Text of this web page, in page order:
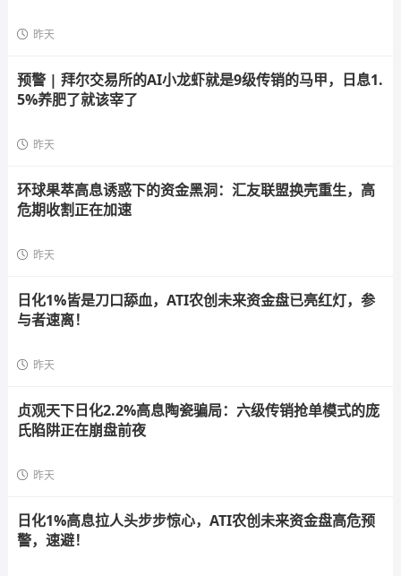
昨天
预警 | 拜尔交易所的AI小龙虾就是9级传销的马甲，日息1.
5%养肥了就该宰了
昨天
环球果萃高息诱惑下的资金黑洞：汇友联盟换壳重生，高
危期收割正在加速
昨天
日化1%皆是刀口舔血，ATI农创未来资金盘已亮红灯，参
与者速离！
昨天
贞观天下日化2.2%高息陶瓷骗局：六级传销抢单模式的庞
氏陷阱正在崩盘前夜
昨天
日化1%高息拉人头步步惊心，ATI农创未来资金盘高危预
警，速避！